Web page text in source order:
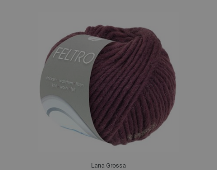
Lana Grossa